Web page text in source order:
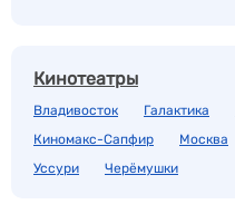
Кинотеатры
Владивосток Галактика
Киномакс-Сапфир
Москва
Уссури
Черёмушки